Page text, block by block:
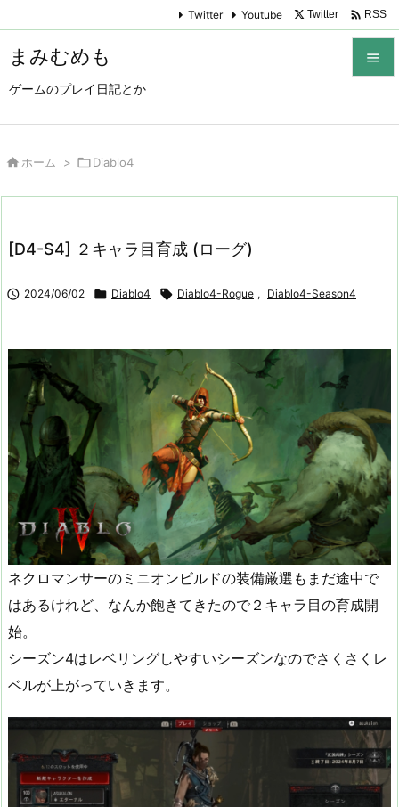
まみむめも
ゲームのプレイ日記とか

Twitter Youtube Twitter  RSS
 ホーム > Diablo4
[D4-S4] ２キャラ目育成 (ローグ)
 2024/06/02  Diablo4  Diablo4-Rogue , Diablo4-Season4
ネクロマンサーのミニオンビルドの装備厳選もまだ途中で
はあるけれど、なんか飽きてきたので２キャラ目の育成開
始。
シーズン4はレベリングしやすいシーズンなのでさくさくレ
ベルが上がっていきます。